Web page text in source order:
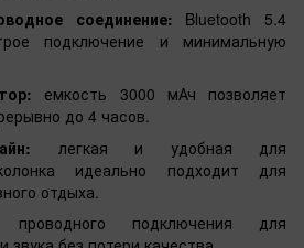
соединение: Bluetooth 5.4
подключение и минимальную
емкость 3000 мАч позволяет
до 4 часов.
легкая и удобная для
идеально подходит для
отдыха.
подключения для